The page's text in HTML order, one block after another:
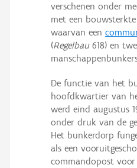
verschenen onder
met een bouwsterkte
waarvan een
(Regelbau618) en
De functie van het
hoofdkwartier van
werd eind augustus
onder druk van de
Het bunkerdorp
als een
commandopost voor